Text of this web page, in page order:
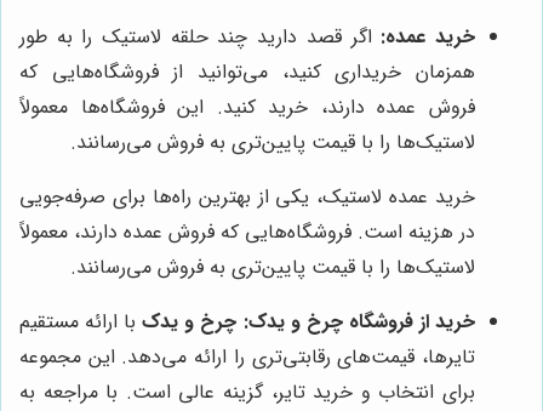
خرید عمده: اگر قصد دارید چند حلقه لاستیک را به طور
همزمان خریداری کنید، می‌توانید از فروشگاه‌هایی که
فروش عمده دارند، خرید کنید. این فروشگاه‌ها معمولاً
لاستیک‌ها را با قیمت پایین‌تری به فروش می‌رسانند.
خرید عمده لاستیک، یکی از بهترین راه‌ها برای صرفه‌جویی
در هزینه است. فروشگاه‌هایی که فروش عمده دارند، معمولاً
لاستیک‌ها را با قیمت پایین‌تری به فروش می‌رسانند.
خرید از فروشگاهچرخ و یدک: چرخ و یدکبا ارائه مستقیم
تایرها، قیمت‌های رقابتی‌تری را ارائه می‌دهد. این مجموعه
برای انتخاب و خرید تایر، گزینه عالی است. با مراجعه به